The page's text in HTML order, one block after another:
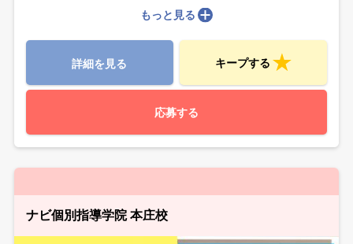
もっと見る
詳細を見る キープする
応募する
ナビ個別指導学院 本庄校